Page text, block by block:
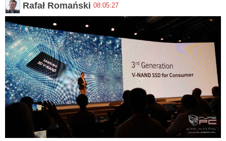
Rafał Romański 08:05:27